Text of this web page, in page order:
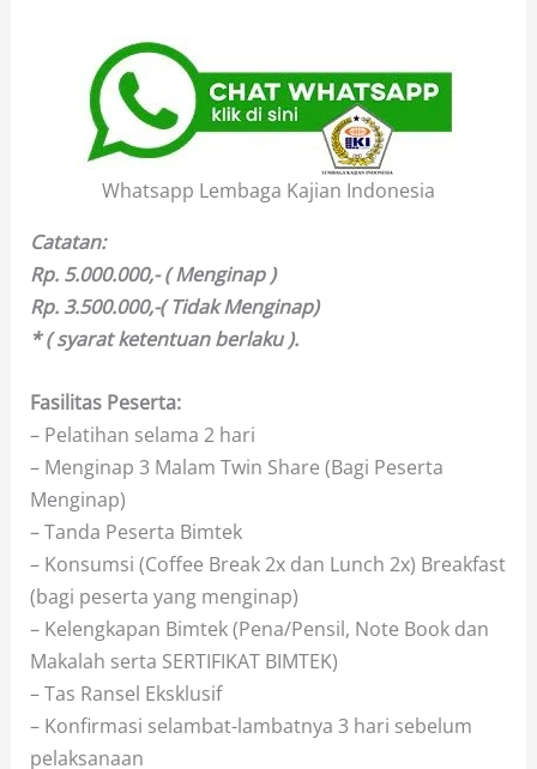
Whatsapp Lembaga Kajian Indonesia
Catatan:
Rp. 5.000.000,- ( Menginap )
Rp. 3.500.000,-( Tidak Menginap)
* ( syarat ketentuan berlaku ).
Fasilitas Peserta:
– Pelatihan selama 2 hari
– Menginap 3 Malam Twin Share (Bagi Peserta
Menginap)
– Tanda Peserta Bimtek
– Konsumsi (Coffee Break 2x dan Lunch 2x) Breakfast
(bagi peserta yang menginap)
– Kelengkapan Bimtek (Pena/Pensil, Note Book dan
Makalah serta SERTIFIKAT BIMTEK)
– Tas Ransel Eksklusif
– Konfirmasi selambat-lambatnya 3 hari sebelum
pelaksanaan